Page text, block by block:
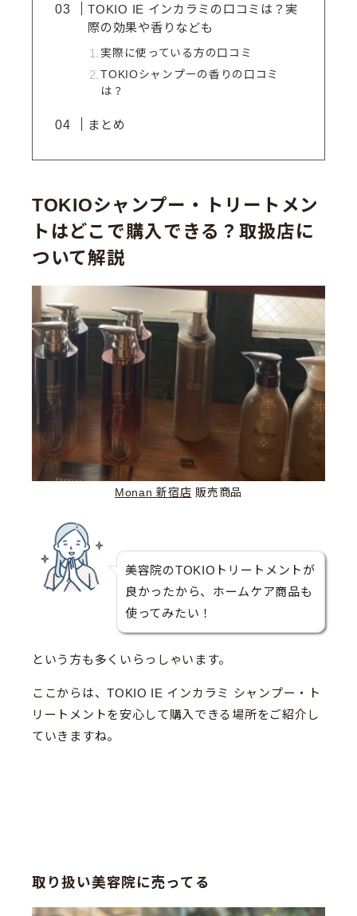
TOKIO IE インカラミの口コミは？実
際の効果や香りなども
実際に使っている方の口コミ
TOKIOシャンプーの香りの口コミ
は？
まとめ
TOKIOシャンプー・トリートメン
トはどこで購入できる？取扱店に
ついて解説
Monan 新宿店 販売商品
美容院のTOKIOトリートメントが
良かったから、ホームケア商品も
使ってみたい！
という方も多くいらっしゃいます。
ここからは、TOKIO IE インカラミ シャンプー・ト
リートメントを安心して購入できる場所をご紹介し
ていきますね。
取り扱い美容院に売ってる